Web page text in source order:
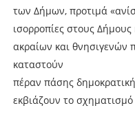
των Δήμων, προτιμά
ισορροπίες στους
ακραίων και θνησιγενών
καταστούν
πέραν πάσης
εκβιάζουν το